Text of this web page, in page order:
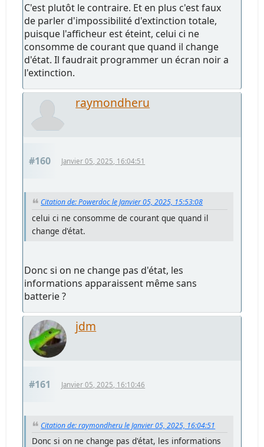
C'est plutôt le contraire. Et en plus c'est faux
de parler d'impossibilité d'extinction totale,
puisque l'afficheur est éteint, celui ci ne
consomme de courant que quand il change
d'état. Il faudrait programmer un écran noir a
l'extinction.
raymondheru
#160 Janvier 05, 2025, 16:04:51
Citation de: Powerdoc le Janvier 05, 2025, 15:53:08
celui ci ne consomme de courant que quand il
change d'état.
Donc si on ne change pas d'état, les
informations apparaissent même sans
batterie ?
jdm
#161 Janvier 05, 2025, 16:10:46
Citation de: raymondheru le Janvier 05, 2025, 16:04:51
Donc si on ne change pas d'état, les informations